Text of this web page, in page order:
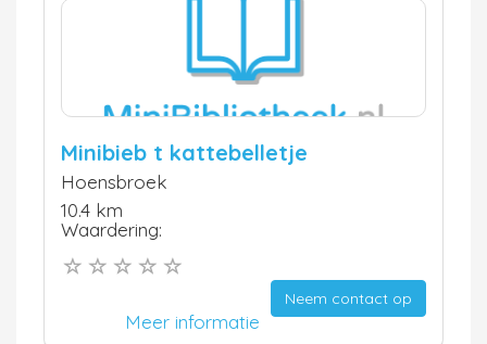
Minibieb t kattebelletje
Hoensbroek
10.4 km
Waardering:
Neem contact op
Meer informatie